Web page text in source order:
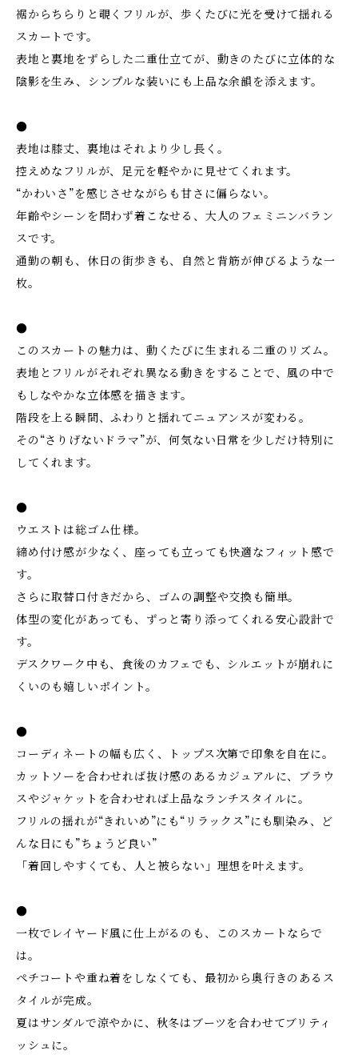
裾からちらりと覗くフリルが、歩くたびに光を受けて揺れる
スカートです。
表地と裏地をずらした二重仕立てが、動きのたびに立体的な
陰影を生み、シンプルな装いにも上品な余韻を添えます。
●
表地は膝丈、裏地はそれより少し長く。
控えめなフリルが、足元を軽やかに見せてくれます。
“かわいさ”を感じさせながらも甘さに偏らない。
年齢やシーンを問わず着こなせる、大人のフェミニンバラン
スです。
通勤の朝も、休日の街歩きも、自然と背筋が伸びるような一
枚。
●
このスカートの魅力は、動くたびに生まれる二重のリズム。
表地とフリルがそれぞれ異なる動きをすることで、風の中で
もしなやかな立体感を描きます。
階段を上る瞬間、ふわりと揺れてニュアンスが変わる。
その“さりげないドラマ”が、何気ない日常を少しだけ特別に
してくれます。
●
ウエストは総ゴム仕様。
締め付け感が少なく、座っても立っても快適なフィット感で
す。
さらに取替口付きだから、ゴムの調整や交換も簡単。
体型の変化があっても、ずっと寄り添ってくれる安心設計で
す。
デスクワーク中も、食後のカフェでも、シルエットが崩れに
くいのも嬉しいポイント。
●
コーディネートの幅も広く、トップス次第で印象を自在に。
カットソーを合わせれば抜け感のあるカジュアルに、ブラウ
スやジャケットを合わせれば上品なランチスタイルに。
フリルの揺れが“きれいめ”にも“リラックス”にも馴染み、ど
んな日にも”ちょうど良い”
「着回しやすくても、人と被らない」理想を叶えます。
●
一枚でレイヤード風に仕上がるのも、このスカートならで
は。
ペチコートや重ね着をしなくても、最初から奥行きのあるス
タイルが完成。
夏はサンダルで涼やかに、秋冬はブーツを合わせてブリティ
ッシュに。